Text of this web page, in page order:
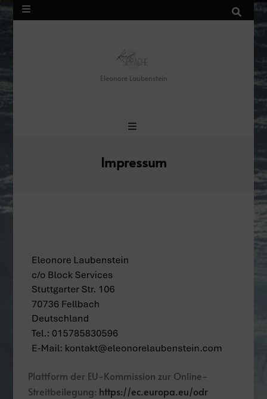
Eleonore Laubenstein
Impressum
Plattform der EU-Kommission zur Online-
Streitbeilegung: https://ec.europa.eu/odr